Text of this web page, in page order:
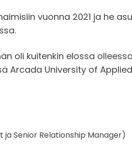
vuonna 2021 ja he
oli kuitenkin elossa
Arcada University of
ja Senior Relationship Manager)